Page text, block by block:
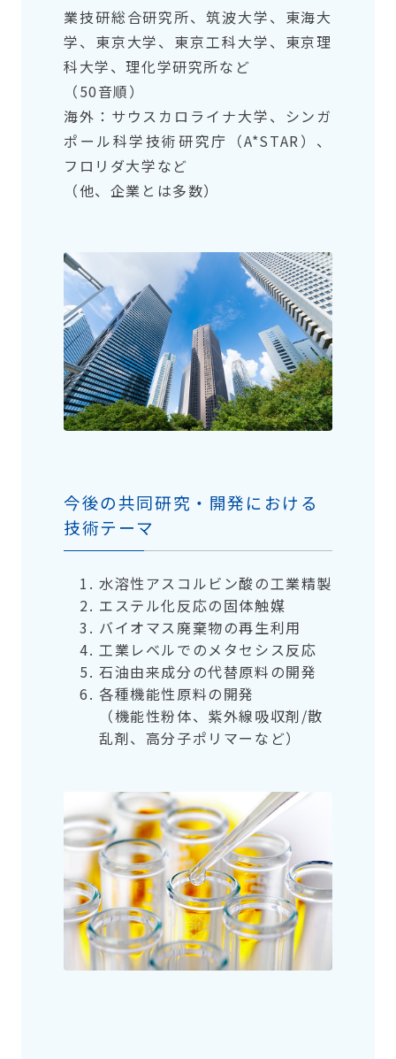
業技研総合研究所、筑波大学、東海大
学、東京大学、東京工科大学、東京理
科大学、理化学研究所など
（50音順）
海外：サウスカロライナ大学、シンガ
ポール科学技術研究庁（A*STAR）、
フロリダ大学など
（他、企業とは多数）
今後の共同研究・開発における
技術テーマ
水溶性アスコルビン酸の工業精製
エステル化反応の固体触媒
バイオマス廃棄物の再生利用
工業レベルでのメタセシス反応
石油由来成分の代替原料の開発
各種機能性原料の開発
（機能性粉体、紫外線吸収剤/散
乱剤、高分子ポリマーなど）